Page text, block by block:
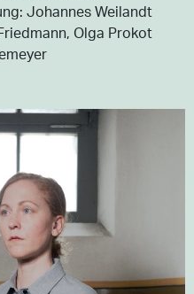
Johannes Weilandt
Olga Prokot